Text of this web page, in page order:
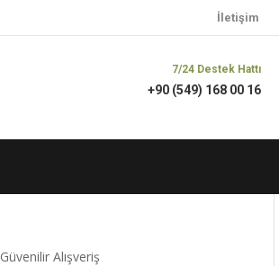
İletişim
7/24 Destek Hattı
+90 (549) 168 00 16
Alışveriş